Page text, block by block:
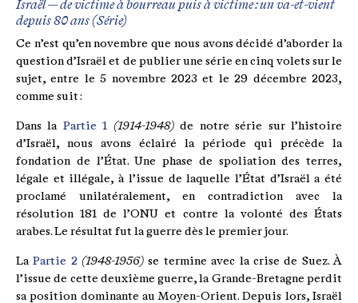
Israël — de victime à bourreau puis à victime : un va-et-vient
depuis 80 ans (Série)
Ce n’est qu’en novembre que nous avons décidé d’aborder la
question d’Israël et de publier une série en cinq volets sur le
sujet, entre le 5 novembre 2023 et le 29 décembre 2023,
comme suit :
Dans la Partie 1 (1914-1948)de notre série sur l’histoire
d’Israël, nous avons éclairé la période qui précède la
fondation de l’État. Une phase de spoliation des terres,
légale et illégale, à l’issue de laquelle l’État d’Israël a été
proclamé unilatéralement, en contradiction avec la
résolution 181 de l’ONU et contre la volonté des États
arabes. Le résultat fut la guerre dès le premier jour.
LaPartie 2 (1948-1956) se termine avec la crise de Suez. À
l’issue de cette deuxième guerre, la Grande-Bretagne perdit
sa position dominante au Moyen-Orient. Depuis lors, Israël